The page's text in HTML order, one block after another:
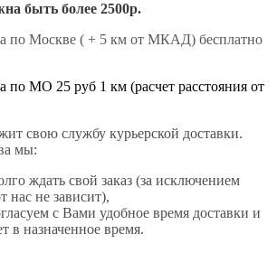
быть более 2500р.
по Москве ( + 5 км от МКАД) бесплатно
по МО 25 руб 1 км (расчет расстояния от
свою службу курьерской доставки.
мы:
ждать свой заказ (за исключением
нас не зависит),
с Вами удобное время доставки и
в назначенное время.